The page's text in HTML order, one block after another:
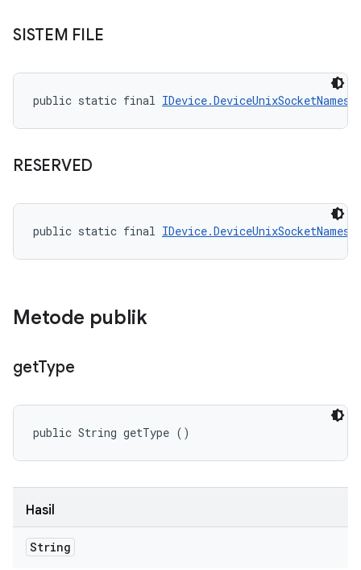
SISTEM FILE
public static final
RESERVED
public static final
Metode publik
getType
public String getType ()
Hasil
String